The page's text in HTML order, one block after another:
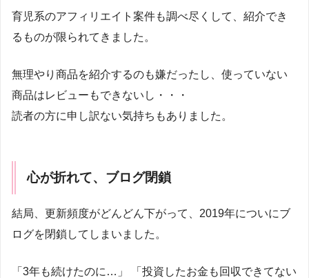
育児系のアフィリエイト案件も調べ尽くして、紹介でき
るものが限られてきました。
無理やり商品を紹介するのも嫌だったし、使っていない
商品はレビューもできないし・・・
読者の方に申し訳ない気持ちもありました。
心が折れて、ブログ閉鎖
結局、更新頻度がどんどん下がって、2019年についにブ
ログを閉鎖してしまいました。
「3年も続けたのに…」 「投資したお金も回収できてない